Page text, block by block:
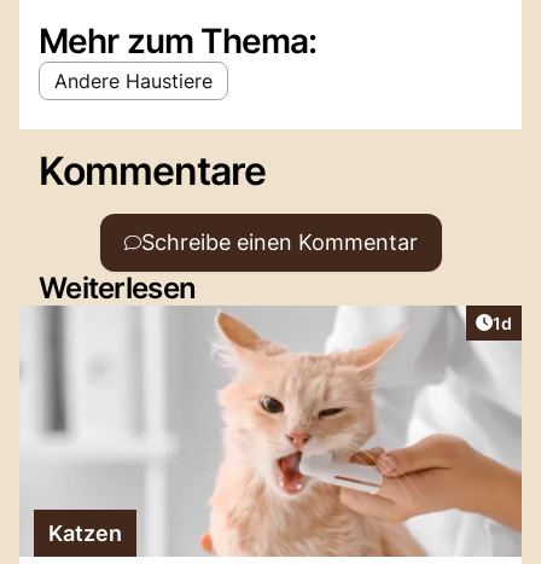
Mehr zum Thema:
Andere Haustiere
Kommentare
Schreibe einen Kommentar
Weiterlesen
1d
Katzen